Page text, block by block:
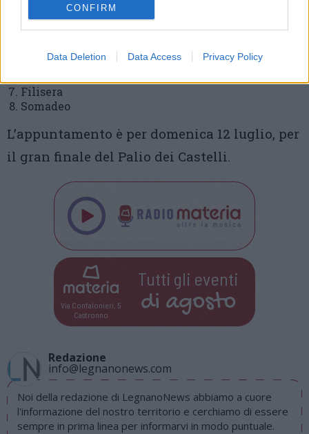
CONFIRM
Data Deletion Data Access Privacy Policy
Centro storico
Ciapa
Madonna in Campagna
Careno
Filisera
Somadeo
L’appuntamento è per domenica 12 luglio, per
il gran finale del Palio dei Castelli.
Via Confalonieri, 5
Castronno
Tutti gli eventi
di agosto
Redazione
info@legnanonews.com
Noi della redazione di LegnanoNews abbiamo a cuore
l'informazione del nostro territorio e cerchiamo di essere
sempre in prima linea per informarvi in modo puntuale.